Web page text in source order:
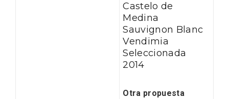
Castelo de
Medina
Sauvignon Blanc
Vendimia
Seleccionada
2014
Otra propuesta